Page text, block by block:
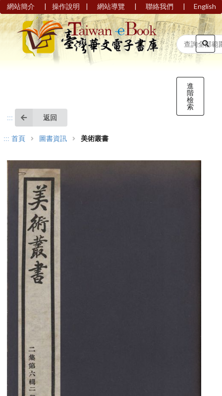
網站簡介 | 操作說明 | 網站導覽 | 聯絡我們 | English
進
階
檢
索
::: 返回
::: 首頁 圖書資訊 美術叢書